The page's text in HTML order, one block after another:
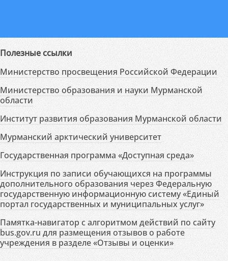
Полезные ссылки
Министерство просвещения Российской Федерации
Министерство образования и науки Мурманской
области
Институт развития образования Мурманской области
Мурманский арктический университет
Государственная программа «Доступная среда»
Инструкция по записи обучающихся на программы
дополнительного образования через Федеральную
государственную информационную систему «Единый
портал государственных и муниципальных услуг»
Памятка-навигатор с алгоритмом действий по сайту
bus.gov.ru для размещения отзывов о работе
учреждения в разделе «Отзывы и оценки»